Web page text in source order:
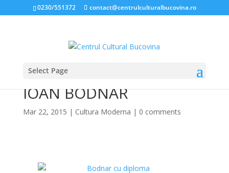
0230/551372 contact@centrulculturalbucovina.ro
Select Page
“ANOTIMPURILE” LUI
IOAN BODNAR
Mar 22, 2015 | Cultura Moderna | 0 comments